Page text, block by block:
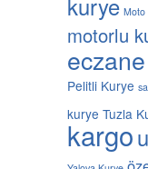
kurye Moto
motorlu
Pelitli Kurye
kurye Tuzla
kargo